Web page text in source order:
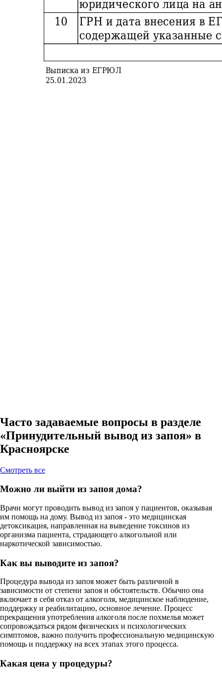
Часто задаваемые вопросы в разделе
«Принудительный вывод из запоя» в
Красноярске
Cмотреть все
Можно ли выйти из запоя дома?
Врачи могут проводить вывод из запоя у пациентов, оказывая
им помощь на дому. Вывод из запоя - это медицинская
детоксикация, направленная на выведение токсинов из
организма пациента, страдающего алкогольной или
наркотической зависимостью.
Как вы выводите из запоя?
Процедура вывода из запоя может быть различной в
зависимости от степени запоя и обстоятельств. Обычно она
включает в себя отказ от алкоголя, медицинское наблюдение,
поддержку и реабилитацию, основное лечение. Процесс
прекращения употребления алкоголя после похмелья может
сопровождаться рядом физических и психологических
симптомов, важно получить профессиональную медицинскую
помощь и поддержку на всех этапах этого процесса.
Какая цена у процедуры?